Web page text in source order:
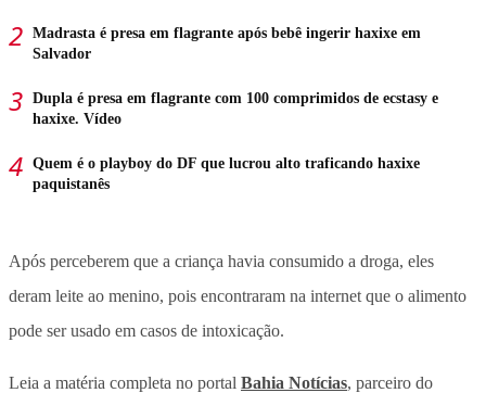
Madrasta é presa em flagrante após bebê ingerir haxixe em
Salvador
Dupla é presa em flagrante com 100 comprimidos de ecstasy e
haxixe. Vídeo
Quem é o playboy do DF que lucrou alto traficando haxixe
paquistanês
Após perceberem que a criança havia consumido a droga, eles
deram leite ao menino, pois encontraram na internet que o alimento
pode ser usado em casos de intoxicação.
Leia a matéria completa no portal Bahia Notícias, parceiro do